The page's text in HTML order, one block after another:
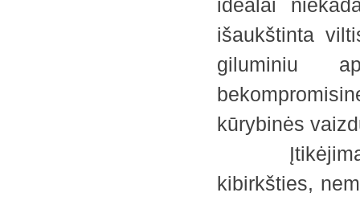
idealai
išaukštinta
giluminiu
kūrybinės
Įtikėjimas
kibirkšties,